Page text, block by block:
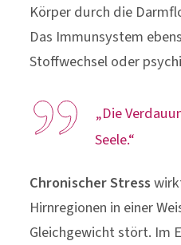
Körper durch die
Das Immunsystem
Stoffwechsel oder
„Die
Seele.“
Chronischer Stress
Hirnregionen in einer
Gleichgewicht stört. Im